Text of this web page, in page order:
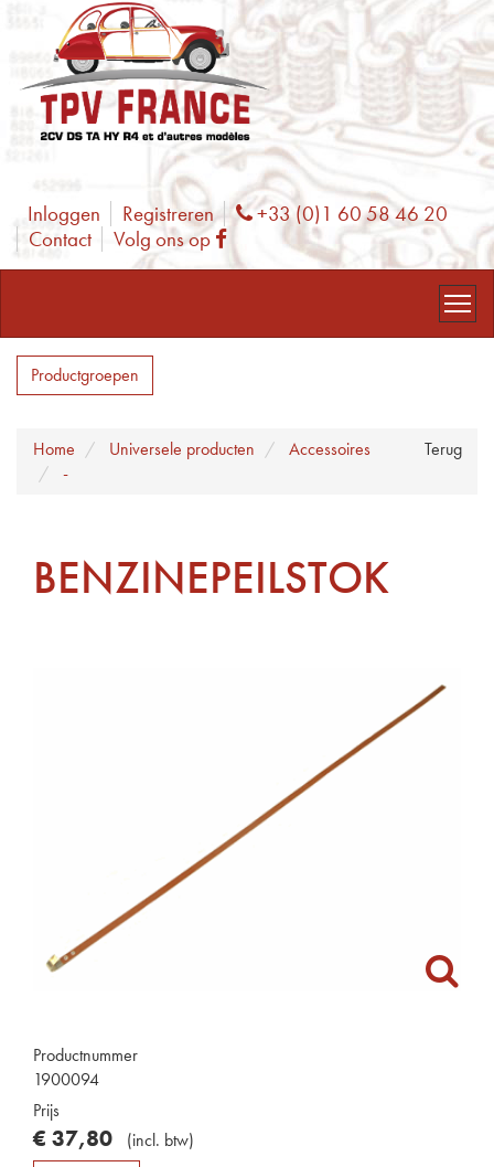
Inloggen Registreren Phone
+33 (0)1 60 58 46 20
Contact
Volg ons op Facebook
Productgroepen
Terug
Home Universele producten
Accessoires
-
BENZINEPEILSTOK
Productnummer
1900094
Prijs
€ 37,80 (incl. btw)